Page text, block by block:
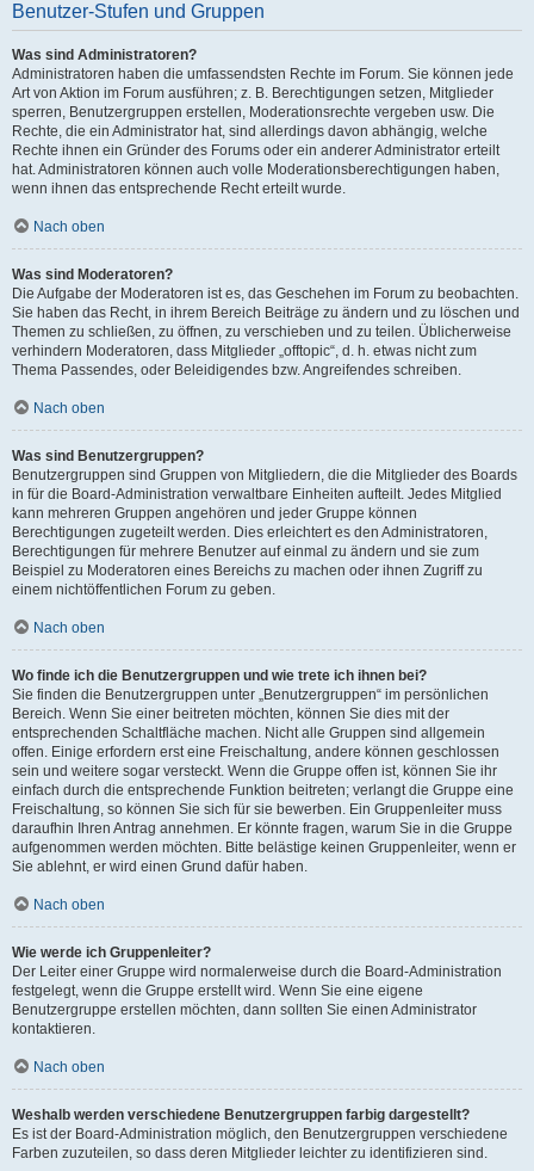
Benutzer-Stufen und Gruppen
Was sind Administratoren?
Administratoren haben die umfassendsten Rechte im Forum. Sie können jede
Art von Aktion im Forum ausführen; z. B. Berechtigungen setzen, Mitglieder
sperren, Benutzergruppen erstellen, Moderationsrechte vergeben usw. Die
Rechte, die ein Administrator hat, sind allerdings davon abhängig, welche
Rechte ihnen ein Gründer des Forums oder ein anderer Administrator erteilt
hat. Administratoren können auch volle Moderationsberechtigungen haben,
wenn ihnen das entsprechende Recht erteilt wurde.
Nach oben
Was sind Moderatoren?
Die Aufgabe der Moderatoren ist es, das Geschehen im Forum zu beobachten.
Sie haben das Recht, in ihrem Bereich Beiträge zu ändern und zu löschen und
Themen zu schließen, zu öffnen, zu verschieben und zu teilen. Üblicherweise
verhindern Moderatoren, dass Mitglieder „offtopic“, d. h. etwas nicht zum
Thema Passendes, oder Beleidigendes bzw. Angreifendes schreiben.
Nach oben
Was sind Benutzergruppen?
Benutzergruppen sind Gruppen von Mitgliedern, die die Mitglieder des Boards
in für die Board-Administration verwaltbare Einheiten aufteilt. Jedes Mitglied
kann mehreren Gruppen angehören und jeder Gruppe können
Berechtigungen zugeteilt werden. Dies erleichtert es den Administratoren,
Berechtigungen für mehrere Benutzer auf einmal zu ändern und sie zum
Beispiel zu Moderatoren eines Bereichs zu machen oder ihnen Zugriff zu
einem nichtöffentlichen Forum zu geben.
Nach oben
Wo finde ich die Benutzergruppen und wie trete ich ihnen bei?
Sie finden die Benutzergruppen unter „Benutzergruppen“ im persönlichen
Bereich. Wenn Sie einer beitreten möchten, können Sie dies mit der
entsprechenden Schaltfläche machen. Nicht alle Gruppen sind allgemein
offen. Einige erfordern erst eine Freischaltung, andere können geschlossen
sein und weitere sogar versteckt. Wenn die Gruppe offen ist, können Sie ihr
einfach durch die entsprechende Funktion beitreten; verlangt die Gruppe eine
Freischaltung, so können Sie sich für sie bewerben. Ein Gruppenleiter muss
daraufhin Ihren Antrag annehmen. Er könnte fragen, warum Sie in die Gruppe
aufgenommen werden möchten. Bitte belästige keinen Gruppenleiter, wenn er
Sie ablehnt, er wird einen Grund dafür haben.
Nach oben
Wie werde ich Gruppenleiter?
Der Leiter einer Gruppe wird normalerweise durch die Board-Administration
festgelegt, wenn die Gruppe erstellt wird. Wenn Sie eine eigene
Benutzergruppe erstellen möchten, dann sollten Sie einen Administrator
kontaktieren.
Nach oben
Weshalb werden verschiedene Benutzergruppen farbig dargestellt?
Es ist der Board-Administration möglich, den Benutzergruppen verschiedene
Farben zuzuteilen, so dass deren Mitglieder leichter zu identifizieren sind.